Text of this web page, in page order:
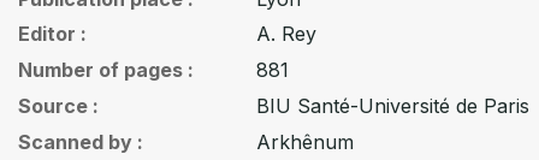
Editor
A. Rey
Number of pages
881
Source
BIU Santé-Université de Paris
Scanned by
Arkhênum